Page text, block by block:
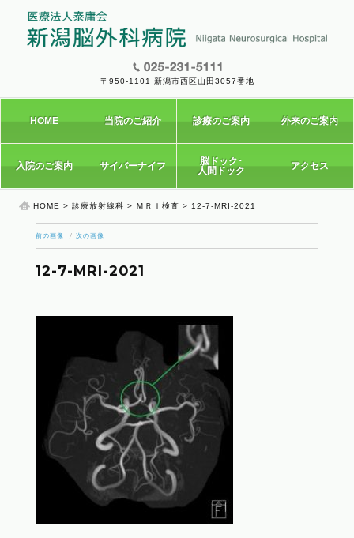
〒950-1101 新潟市西区山田3057番地
HOME 当院のご紹介 診療のご案内 外来のご案内
入院のご案内 サイバーナイフ
脳ドック･
人間ドック
アクセス
HOME > 診療放射線科 > ＭＲＩ検査 > 12-7-MRI-2021
前の画像 次の画像
12-7-MRI-2021